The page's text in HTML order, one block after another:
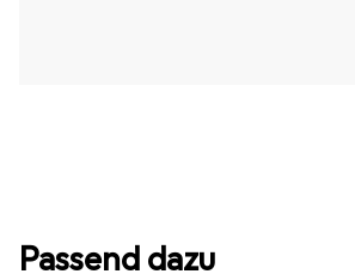
Passend dazu